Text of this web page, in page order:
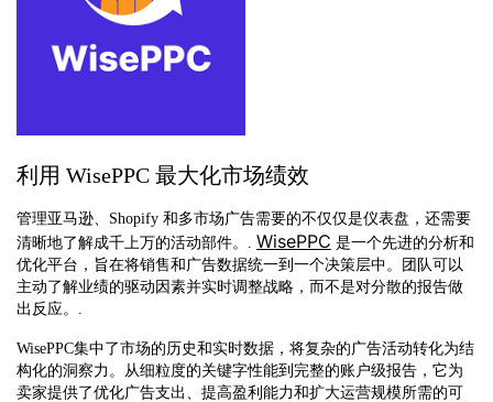
利用 WisePPC 最大化市场绩效
管理亚马逊、Shopify 和多市场广告需要的不仅仅是仪表盘，还需要
清晰地了解成千上万的活动部件。. WisePPC 是一个先进的分析和
优化平台，旨在将销售和广告数据统一到一个决策层中。团队可以
主动了解业绩的驱动因素并实时调整战略，而不是对分散的报告做
出反应。.
WisePPC集中了市场的历史和实时数据，将复杂的广告活动转化为结
构化的洞察力。从细粒度的关键字性能到完整的账户级报告，它为
卖家提供了优化广告支出、提高盈利能力和扩大运营规模所需的可